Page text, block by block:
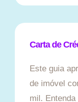
Carta de
Este guia
de imóvel
mil.